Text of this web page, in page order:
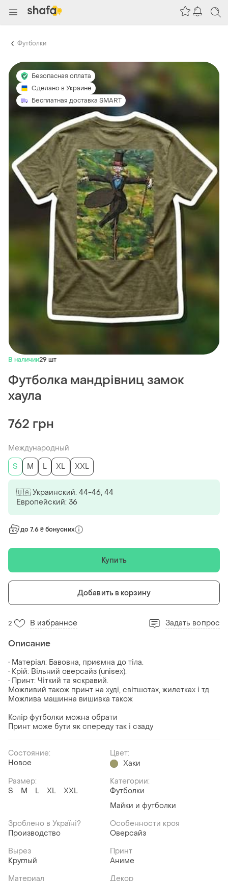
Футболки
Безопасная оплата
Сделано в Украине
Бесплатная доставка SMART
В наличии29 шт
Футболка мандрівниц замок
хаула
762 грн
Международный
S
M L XL XXL
🇺🇦 Украинский: 44-46, 44
Европейский: 36
до 7.6 ₴ бонусних
Купить
Добавить в корзину
2 В избранное Задать вопрос
Описание
• Матеріал: Бавовна, приємна до тіла.
• Крій: Вільний оверсайз (unisex).
• Принт: Чіткий та яскравий.
Можливий також принт на худі, світшотах, жилетках і тд
Можлива машинна вишивка також
Колір футболки можна обрати
Принт може бути як спереду так і сзаду
Состояние:
Новое
Цвет:
Хаки
Размер:
S
M L XL XXL
Категории:
Футболки
Майки и футболки
Зроблено в Україні?
Производство
Особенности кроя
Оверсайз
Вырез
Круглый
Принт
Аниме
Материал
Декор